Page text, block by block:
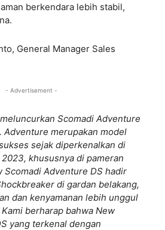
berkendara lebih stabil,
General Manager Sales
- Advertisement -
Scomadi Adventure
Adventure merupakan model
sejak diperkenalkan di
khususnya di pameran
Scomadi Adventure DS hadir
di gardan belakang,
dan kenyamanan lebih unggul
berharap bahwa New
yang terkenal dengan